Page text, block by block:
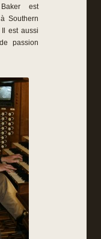
est
Southern
est aussi
passion